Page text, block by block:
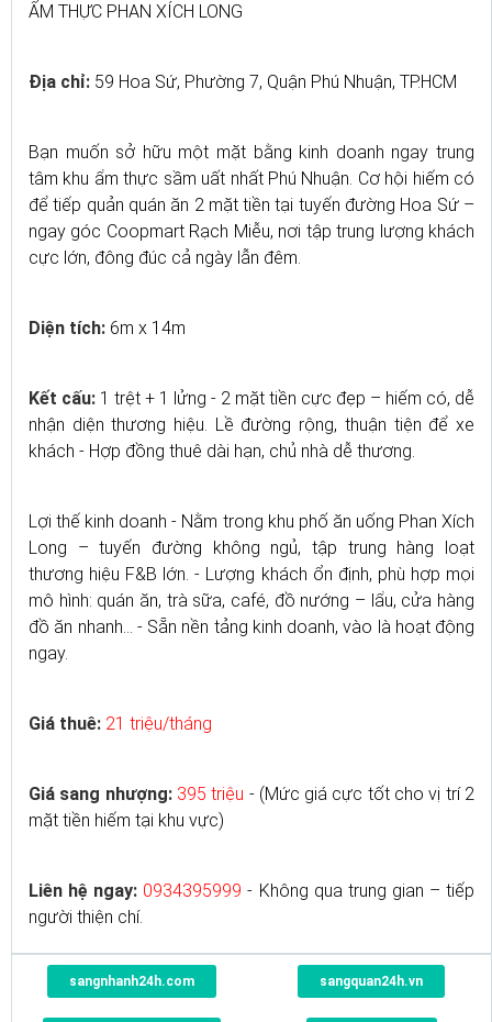
ẨM THỰC PHAN XÍCH LONG
Địa chỉ: 59 Hoa Sứ, Phường 7, Quận Phú Nhuận, TP.HCM
Bạn muốn sở hữu một mặt bằng kinh doanh ngay trung
tâm khu ẩm thực sầm uất nhất Phú Nhuận. Cơ hội hiếm có
để tiếp quản quán ăn 2 mặt tiền tại tuyến đường Hoa Sứ –
ngay góc Coopmart Rạch Miễu, nơi tập trung lượng khách
cực lớn, đông đúc cả ngày lẫn đêm.
Diện tích: 6m x 14m
Kết cấu: 1 trệt + 1 lửng - 2 mặt tiền cực đẹp – hiếm có, dễ
nhận diện thương hiệu. Lề đường rộng, thuận tiện để xe
khách - Hợp đồng thuê dài hạn, chủ nhà dễ thương.
Lợi thế kinh doanh - Nằm trong khu phố ăn uống Phan Xích
Long – tuyến đường không ngủ, tập trung hàng loạt
thương hiệu F&B lớn. - Lượng khách ổn định, phù hợp mọi
mô hình: quán ăn, trà sữa, café, đồ nướng – lẩu, cửa hàng
đồ ăn nhanh… - Sẵn nền tảng kinh doanh, vào là hoạt động
ngay.
Giá thuê: 21 triệu/tháng
Giá sang nhượng: 395 triệu - (Mức giá cực tốt cho vị trí 2
mặt tiền hiếm tại khu vực)
Liên hệ ngay: 0934395999 - Không qua trung gian – tiếp
người thiện chí.
sangnhanh24h.com sangquan24h.vn